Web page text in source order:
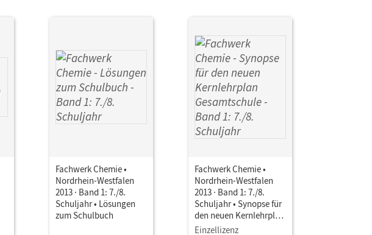
Fachwerk Chemie •
Nordrhein-Westfalen
2013 · Band 1: 7./8.
Schuljahr • Lösungen
zum Schulbuch
Fachwerk Chemie •
Nordrhein-Westfalen
2013 · Band 1: 7./8.
Schuljahr • Synopse für
den neuen Kernlehrplan
Gesamtschule
Einzellizenz